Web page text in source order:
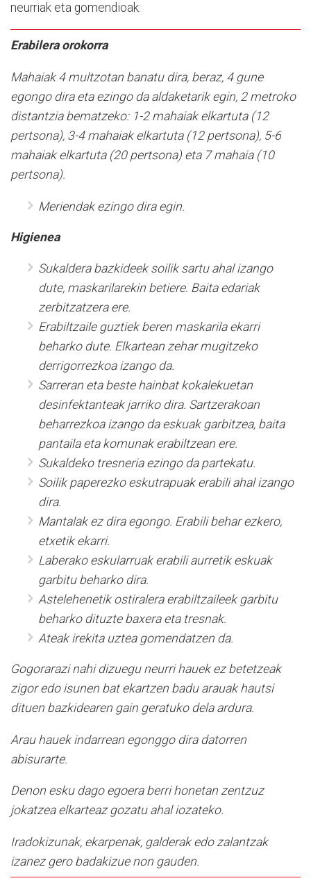
neurriak eta gomendioak:
Erabilera orokorra
Mahaiak 4 multzotan banatu dira, beraz, 4 gune
egongo dira eta ezingo da aldaketarik egin, 2 metroko
distantzia bematzeko: 1-2 mahaiak elkartuta (12
pertsona), 3-4 mahaiak elkartuta (12 pertsona), 5-6
mahaiak elkartuta (20 pertsona) eta 7 mahaia (10
pertsona).
Meriendak ezingo dira egin.
Higienea
Sukaldera bazkideek soilik sartu ahal izango
dute, maskarilarekin betiere. Baita edariak
zerbitzatzera ere.
Erabiltzaile guztiek beren maskarila ekarri
beharko dute. Elkartean zehar mugitzeko
derrigorrezkoa izango da.
Sarreran eta beste hainbat kokalekuetan
desinfektanteak jarriko dira. Sartzerakoan
beharrezkoa izango da eskuak garbitzea, baita
pantaila eta komunak erabiltzean ere.
Sukaldeko tresneria ezingo da partekatu.
Soilik paperezko eskutrapuak erabili ahal izango
dira.
Mantalak ez dira egongo. Erabili behar ezkero,
etxetik ekarri.
Laberako eskularruak erabili aurretik eskuak
garbitu beharko dira.
Astelehenetik ostiralera erabiltzaileek garbitu
beharko dituzte baxera eta tresnak.
Ateak irekita uztea gomendatzen da.
Gogorarazi nahi dizuegu neurri hauek ez betetzeak
zigor edo isunen bat ekartzen badu arauak hautsi
dituen bazkidearen gain geratuko dela ardura.
Arau hauek indarrean egonggo dira datorren
abisurarte.
Denon esku dago egoera berri honetan zentzuz
jokatzea elkarteaz gozatu ahal iozateko.
Iradokizunak, ekarpenak, galderak edo zalantzak
izanez gero badakizue non gauden.